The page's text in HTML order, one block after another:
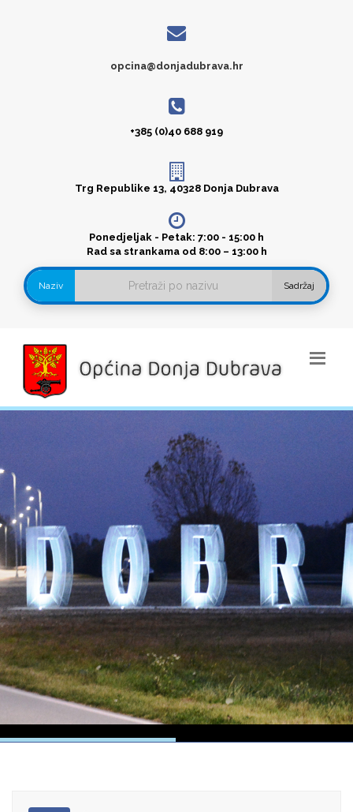
opcina@donjadubrava.hr
+385 (0)40 688 919
Trg Republike 13, 40328 Donja Dubrava
Ponedjeljak - Petak: 7:00 - 15:00 h
Rad sa strankama od 8:00 – 13:00 h
Naziv Sadržaj